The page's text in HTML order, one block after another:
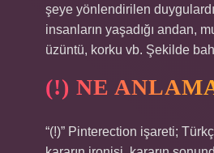
şeye yönlendirilen
insanların yaşadığı andan,
üzüntü, korku vb. Şekilde
(!) NE
“(!)” Pinterection işareti;